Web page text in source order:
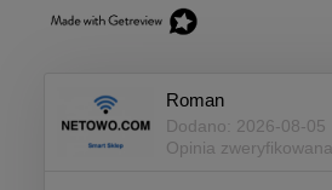
Roman
Dodano: 2026-08-05
Opinia zweryfikowana